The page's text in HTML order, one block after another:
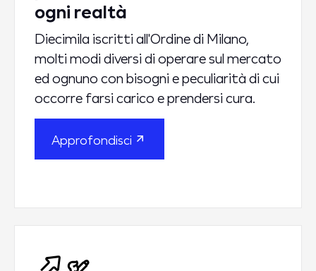
ogni realtà
Diecimila iscritti all'Ordine di Milano,
molti modi diversi di operare sul mercato
ed ognuno con bisogni e peculiarità di cui
occorre farsi carico e prendersi cura.
Approfondisci